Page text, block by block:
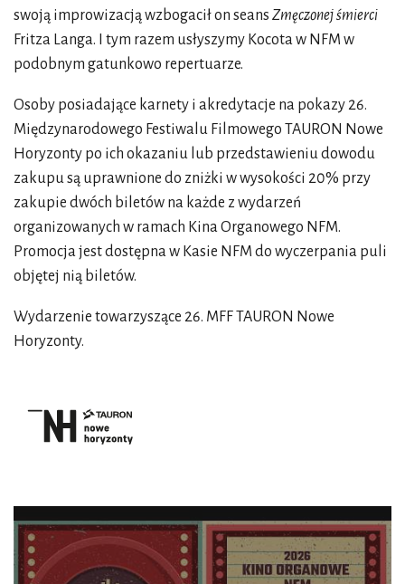
swoją improwizacją wzbogacił on seans Zmęczonej śmierci
Fritza Langa. I tym razem usłyszymy Kocota w NFM w
podobnym gatunkowo repertuarze.
Osoby posiadające karnety i akredytacje na pokazy 26.
Międzynarodowego Festiwalu Filmowego TAURON Nowe
Horyzonty po ich okazaniu lub przedstawieniu dowodu
zakupu są uprawnione do zniżki w wysokości 20% przy
zakupie dwóch biletów na każde z wydarzeń
organizowanych w ramach Kina Organowego NFM.
Promocja jest dostępna w Kasie NFM do wyczerpania puli
objętej nią biletów.
Wydarzenie towarzyszące 26. MFF TAURON Nowe
Horyzonty.